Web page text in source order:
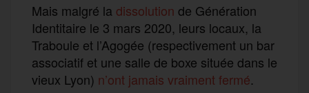
Mais malgré la dissolution de Génération
Identitaire le 3 mars 2020, leurs locaux, la
Traboule et l’Agogée (respectivement un bar
associatif et une salle de boxe située dans le
vieux Lyon) n’ont jamais vraiment fermé.